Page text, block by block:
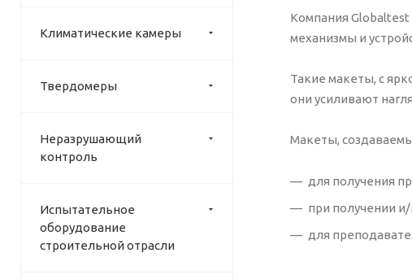
Климатические камеры
Твердомеры
Неразрушающий
контроль
Испытательное
оборудование
строительной отрасли
Компания
механизмы и
Такие макеты, с
они усиливают
Макеты,
для получения
при получении
для